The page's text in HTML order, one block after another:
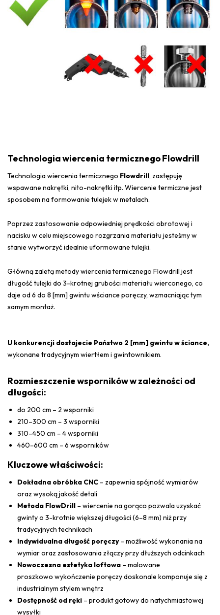
Technologia wiercenia termicznego Flowdrill
Technologia wiercenia termicznego Flowdrill, zastępuję
wspawane nakrętki, nito-nakrętki itp. Wiercenie termiczne jest
sposobem na formowanie tulejek w metalach.
Poprzez zastosowanie odpowiedniej prędkości obrotowej i
nacisku w celu miejscowego rozgrzania materiału jesteśmy w
stanie wytworzyć idealnie uformowane tulejki.
Główną zaletą metody wiercenia termicznego Flowdrill jest
długość tulejki do 3-krotnej grubości materiału wierconego, co
daje od 6 do 8 [mm] gwintu wściance poręczy, wzmacniając tym
samym montaż.
U konkurencji dostajecie Państwo 2 [mm] gwintu w ściance,
wykonane tradycyjnym wiertłem i gwintownikiem.
Rozmieszczenie wsporników w zależności od
długości:
do 200 cm – 2 wsporniki
210–300 cm – 3 wsporniki
310–450 cm – 4 wsporniki
460–600 cm – 6 wsporników
Kluczowe właściwości:
Dokładna obróbka CNC – zapewnia spójność wymiarów
oraz wysoką jakość detali
Metoda FlowDrill – wiercenie na gorąco pozwala uzyskać
gwinty o 3-krotnie większej długości (6–8 mm) niż przy
tradycyjnych technikach
Indywidualna długość poręczy– możliwość wykonania na
wymiar oraz zastosowania złączy przy dłuższych odcinkach
Nowoczesna estetyka loftowa – malowane
proszkowo wykończenie poręczy doskonale komponuje się z
industrialnym stylem wnętrz
Dostępność od ręki – produkt gotowy do natychmiastowej
wysyłki